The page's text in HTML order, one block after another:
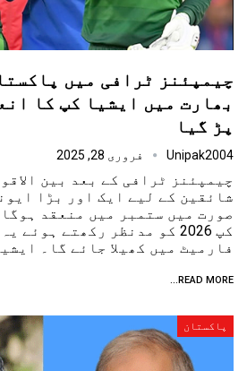
چیمپئنز ٹرافی میں
بھارت میں ایشیا کپ کا
پڑ گیا
Unipak2004 فروری 28, 2025
چیمپئنز ٹرافی کے بعد بین
فارمیٹ میں کھیلا جائے گا۔
READ MORE...
پاکستان